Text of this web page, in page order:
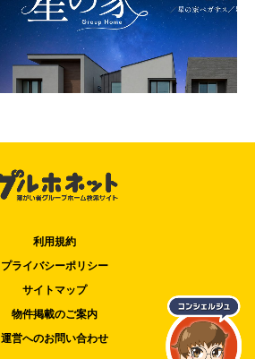
利用規約
プライバシーポリシー
サイトマップ
物件掲載のご案内
運営へのお問い合わせ